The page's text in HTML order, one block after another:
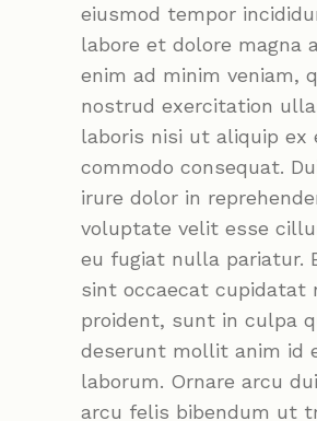
eiusmod tempor
labore et dolore magna
enim ad minim veniam,
nostrud exercitation
laboris nisi ut aliquip ex
commodo consequat.
irure dolor in
voluptate velit esse
eu fugiat nulla pariatur.
sint occaecat cupidatat
proident, sunt in culpa
deserunt mollit anim id
laborum. Ornare arcu
arcu felis bibendum ut